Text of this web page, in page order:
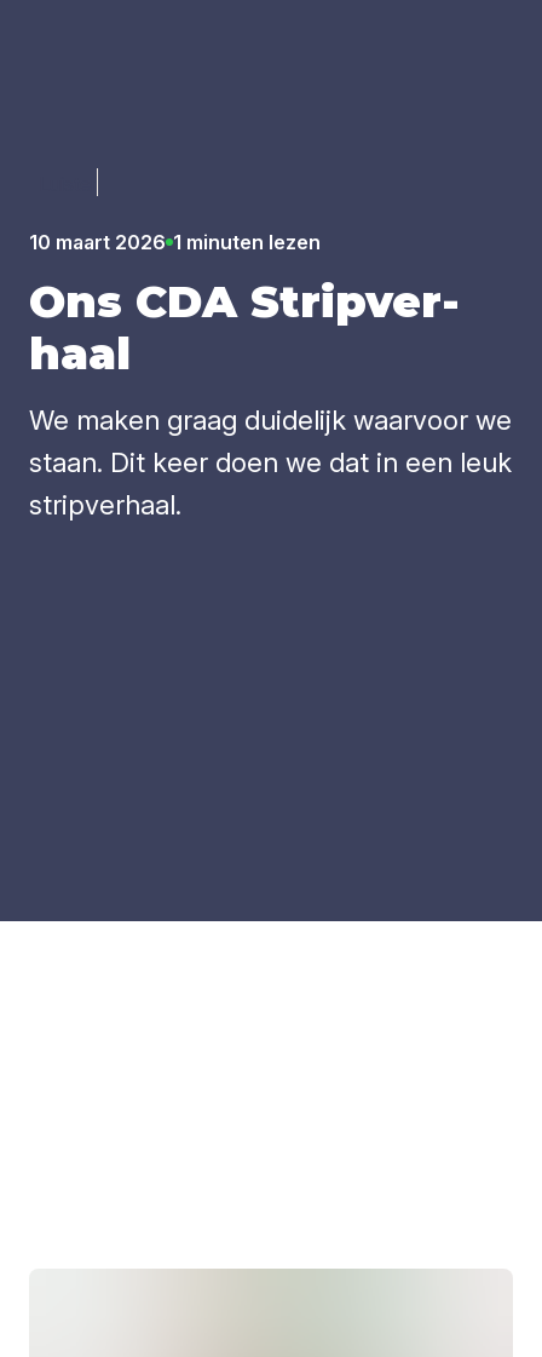
10 maart 2026 1 minuten lezen
Ons CDAStrip­ver­
haal
We maken graag duidelijk waarvoor we
staan. Dit keer doen we dat in een leuk
stripverhaal.